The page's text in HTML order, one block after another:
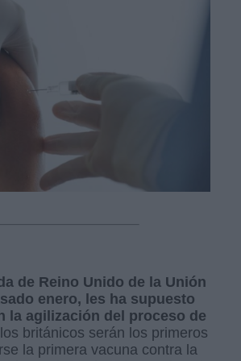
de Reino Unido de la Unión
enero, les ha supuesto
la agilización del proceso de
británicos serán los primeros
la primera vacuna contra la